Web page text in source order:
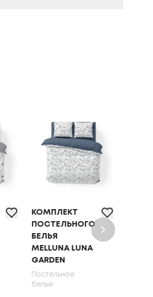
КОМПЛЕКТ
ПОСТЕЛЬНОГО
БЕЛЬЯ
MELLUNA LUNA
GARDEN
Постельное
белье